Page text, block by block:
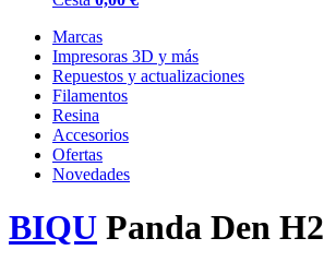
Marcas
Impresoras 3D y más
Repuestos y actualizaciones
Filamentos
Resina
Accesorios
Ofertas
Novedades
BIQU Panda Den H2